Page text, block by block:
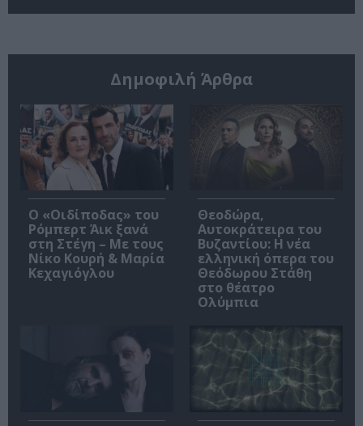
Δημοφιλή Άρθρα
O «Οιδίποδας» του
Ρόμπερτ Άικ ξανά
στη Στέγη – Με τους
Νίκο Κουρή & Μαρία
Κεχαγιόγλου
Θεοδώρα,
Αυτοκράτειρα του
Βυζαντίου: Η νέα
ελληνική όπερα του
Θεόδωρου Στάθη
στο θέατρο
Ολύμπια